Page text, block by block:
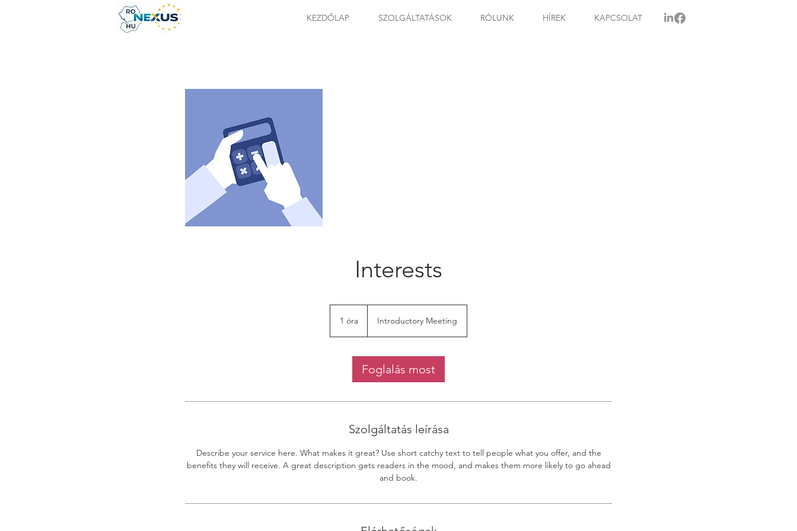
KEZDŐLAP SZOLGÁLTATÁSOK RÓLUNK HÍREK KAPCSOLAT
Interests
1 óra Introductory Meeting
Foglalás most
Szolgáltatás leírása
Describe your service here. What makes it great? Use short catchy text to tell people what you offer, and the
benefits they will receive. A great description gets readers in the mood, and makes them more likely to go ahead
and book.